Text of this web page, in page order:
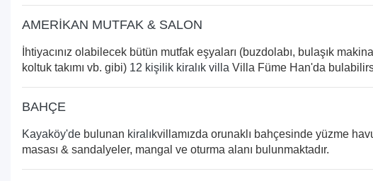
AMERİKAN MUTFAK & SALON
İhtiyacınız olabilecek bütün mutfak eşyaları (buzdolabı, bulaşık
koltuk takımı vb. gibi) 12 kişilik kiralık villa Villa Füme Han'da
BAHÇE
Kayaköy'de bulunan kiralıkvillamızda orunaklı bahçesinde yüzme
masası & sandalyeler, mangal ve oturma alanı bulunmaktadır.